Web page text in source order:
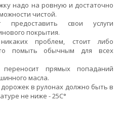
надо на ровную и достаточно
чистой.
свои услуги
покрытия.
проблем, стоит либо
помыть обычным для всех
прямых попаданий
масла.
в рулонах должно быть в
не ниже - 25С°